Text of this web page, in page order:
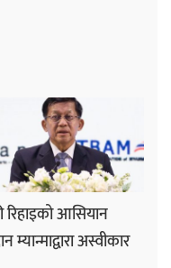
आसियान
म्यान्माद्वारा अस्वीकार